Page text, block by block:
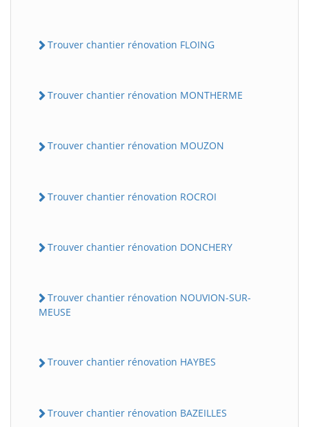
Trouver chantier rénovation FLOING
Trouver chantier rénovation MONTHERME
Trouver chantier rénovation MOUZON
Trouver chantier rénovation ROCROI
Trouver chantier rénovation DONCHERY
Trouver chantier rénovation NOUVION-SUR-
MEUSE
Trouver chantier rénovation HAYBES
Trouver chantier rénovation BAZEILLES